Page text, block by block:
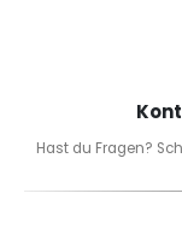
Hast du Fragen?